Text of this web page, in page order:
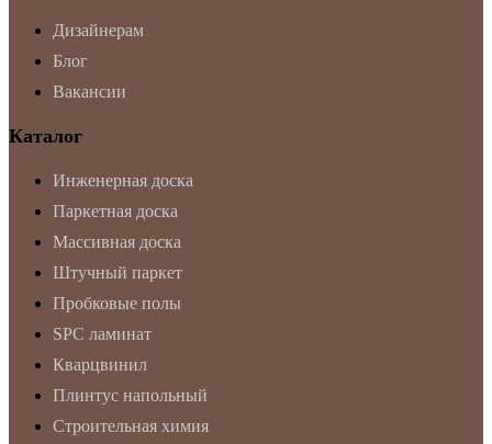
Дизайнерам
Блог
Вакансии
Каталог
Инженерная доска
Паркетная доска
Массивная доска
Штучный паркет
Пробковые полы
SPC ламинат
Кварцвинил
Плинтус напольный
Строительная химия